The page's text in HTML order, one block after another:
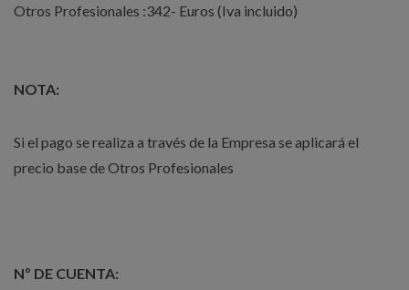
Otros Profesionales :342- Euros (Iva incluido)
NOTA:
Si el pago se realiza a través de la Empresa se aplicará el
precio base de Otros Profesionales
Nº DE CUENTA: